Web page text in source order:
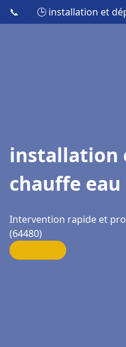
📞 🕒 installation et
installation
chauffe
Intervention rapide et
(64480)